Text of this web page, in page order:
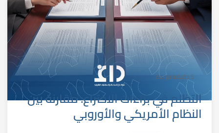
5 دقيقة قراءة
التظلم في براءات الاختراع: مقارنة بين
النظام الأمريكي والأوروبي